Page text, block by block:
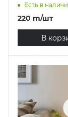
Есть в
220 m/шт
В